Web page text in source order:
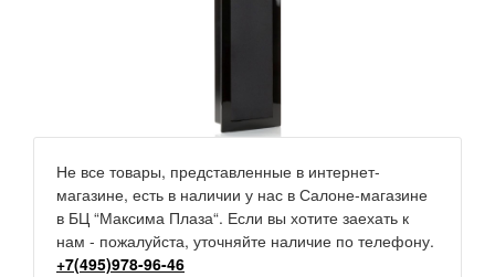
Не все товары, представленные в интернет-
магазине, есть в наличии у нас в Салоне-магазине
в БЦ “Максима Плаза“. Если вы хотите заехать к
нам - пожалуйста, уточняйте наличие по телефону.
+7(495)978-96-46